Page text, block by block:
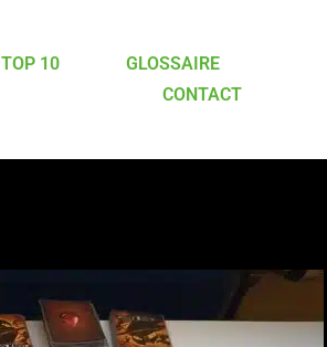
TOP 10
GLOSSAIRE
CONTACT